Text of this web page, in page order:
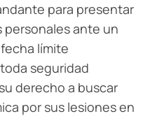
para presentar
personales ante un
límite
seguridad
derecho a buscar
por sus lesiones en